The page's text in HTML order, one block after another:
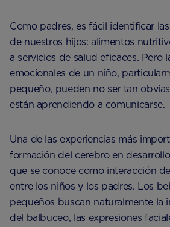
Como padres, es fácil identificar
de nuestros hijos: alimentos
a servicios de salud eficaces. Pero
emocionales de un niño,
pequeño, pueden no ser tan
están aprendiendo a comunicarse.
Una de las experiencias más
formación del cerebro en
que se conoce como interacción
entre los niños y los padres. Los
pequeños buscan naturalmente la
del balbuceo, las expresiones